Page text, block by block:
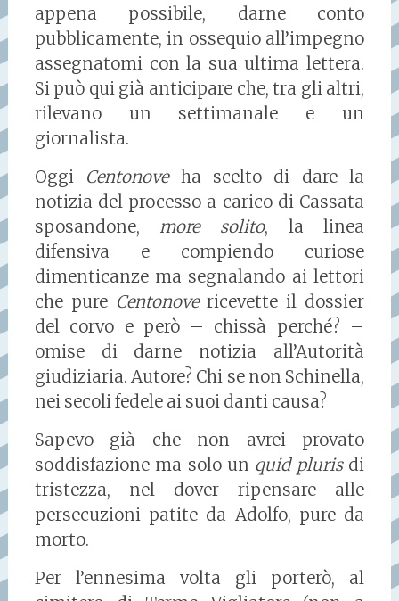
appena possibile, darne conto
pubblicamente, in ossequio all’impegno
assegnatomi con la sua ultima lettera.
Si può qui già anticipare che, tra gli altri,
rilevano un settimanale e un
giornalista.
Oggi Centonoveha scelto di dare la
notizia del processo a carico di Cassata
sposandone, more solito, la linea
difensiva e compiendo curiose
dimenticanze ma segnalando ai lettori
che pure Centonovericevette il dossier
del corvo e però – chissà perché? –
omise di darne notizia all’Autorità
giudiziaria. Autore? Chi se non Schinella,
nei secoli fedele ai suoi danti causa?
Sapevo già che non avrei provato
soddisfazione ma solo un quid plurisdi
tristezza, nel dover ripensare alle
persecuzioni patite da Adolfo, pure da
morto.
Per l’ennesima volta gli porterò, al